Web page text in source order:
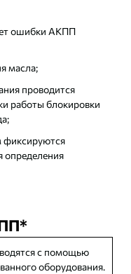
ошибки АКПП
масла;
проводится
работы блокировки
фиксируются
определения
с помощью
оборудования.